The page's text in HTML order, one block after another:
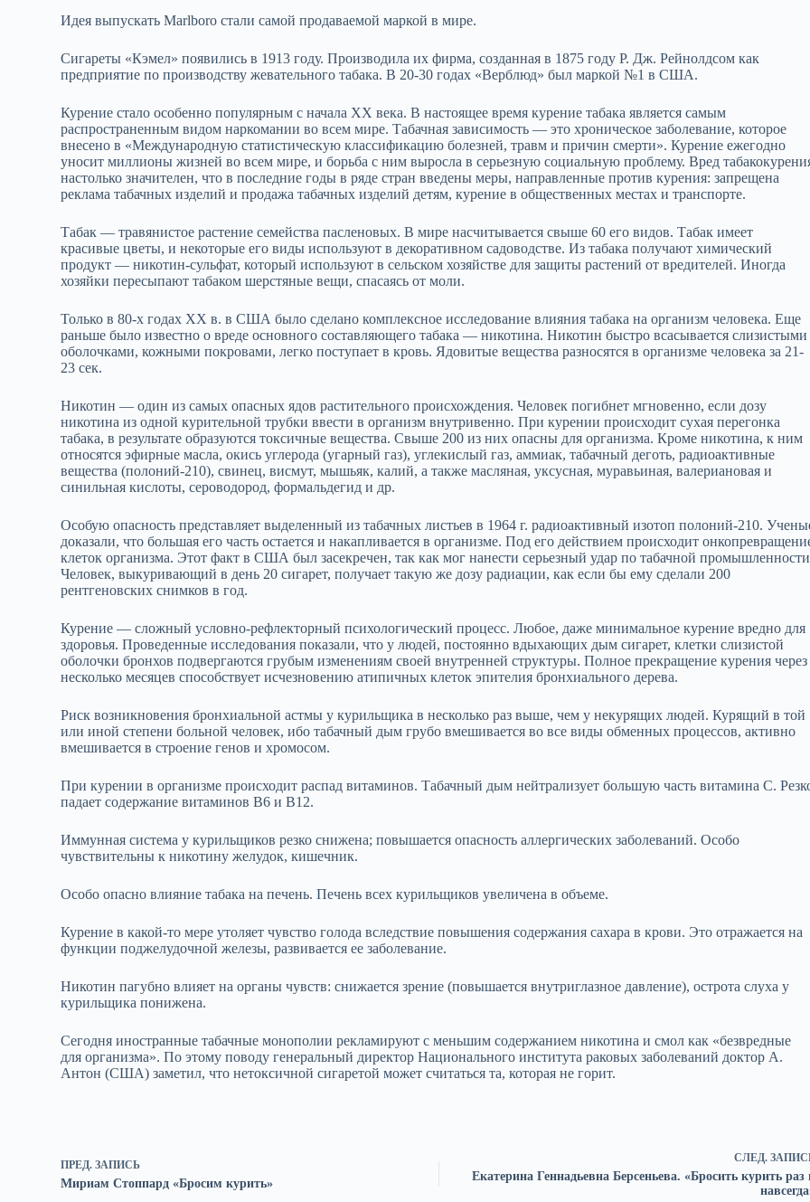
Идея выпускать Marlboro стали самой продаваемой маркой в мире.
Сигареты «Кэмел» появились в 1913 году. Производила их фирма, созданная в 1875 году Р. Дж. Рейнолдсом как
предприятие по производству жевательного табака. В 20-30 годах «Верблюд» был маркой №1 в США.
Курение стало особенно популярным с начала ХХ века. В настоящее время курение табака является самым
распространенным видом наркомании во всем мире. Табачная зависимость — это хроническое заболевание, которое
внесено в «Международную статистическую классификацию болезней, травм и причин смерти». Курение ежегодно
уносит миллионы жизней во всем мире, и борьба с ним выросла в серьезную социальную проблему. Вред
настолько значителен, что в последние годы в ряде стран введены меры, направленные против курения: запрещена
реклама табачных изделий и продажа табачных изделий детям, курение в общественных местах и транспорте.
Табак — травянистое растение семейства пасленовых. В мире насчитывается свыше 60 его видов. Табак имеет
красивые цветы, и некоторые его виды используют в декоративном садоводстве. Из табака получают химический
продукт — никотин‑сульфат, который используют в сельском хозяйстве для защиты растений от вредителей. Иногда
хозяйки пересыпают табаком шерстяные вещи, спасаясь от моли.
Только в 80‑х годах ХХ в. в США было сделано комплексное исследование влияния табака на организм человека. Еще
раньше было известно о вреде основного составляющего табака — никотина. Никотин быстро всасывается слизистыми
оболочками, кожными покровами, легко поступает в кровь. Ядовитые вещества разносятся в организме человека за 21-
23 сек.
Никотин — один из самых опасных ядов растительного происхождения. Человек погибнет мгновенно, если дозу
никотина из одной курительной трубки ввести в организм внутривенно. При курении происходит сухая перегонка
табака, в результате образуются токсичные вещества. Свыше 200 из них опасны для организма. Кроме никотина, к ним
относятся эфирные масла, окись углерода (угарный газ), углекислый газ, аммиак, табачный деготь, радиоактивные
вещества (полоний‑210), свинец, висмут, мышьяк, калий, а также масляная, уксусная, муравьиная, валериановая и
синильная кислоты, сероводород, формальдегид и др.
Особую опасность представляет выделенный из табачных листьев в 1964 г. радиоактивный изотоп полоний‑210.
доказали, что большая его часть остается и накапливается в организме. Под его действием происходит
клеток организма. Этот факт в США был засекречен, так как мог нанести серьезный удар по табачной
Человек, выкуривающий в день 20 сигарет, получает такую же дозу радиации, как если бы ему сделали 200
рентгеновских снимков в год.
Курение — сложный условно‑рефлекторный психологический процесс. Любое, даже минимальное курение вредно для
здоровья. Проведенные исследования показали, что у людей, постоянно вдыхающих дым сигарет, клетки слизистой
оболочки бронхов подвергаются грубым изменениям своей внутренней структуры. Полное прекращение курения через
несколько месяцев способствует исчезновению атипичных клеток эпителия бронхиального дерева.
Риск возникновения бронхиальной астмы у курильщика в несколько раз выше, чем у некурящих людей. Курящий в той
или иной степени больной человек, ибо табачный дым грубо вмешивается во все виды обменных процессов, активно
вмешивается в строение генов и хромосом.
При курении в организме происходит распад витаминов. Табачный дым нейтрализует большую часть витамина С.
падает содержание витаминов В6 и В12.
Иммунная система у курильщиков резко снижена; повышается опасность аллергических заболеваний. Особо
чувствительны к никотину желудок, кишечник.
Особо опасно влияние табака на печень. Печень всех курильщиков увеличена в объеме.
Курение в какой‑то мере утоляет чувство голода вследствие повышения содержания сахара в крови. Это отражается на
функции поджелудочной железы, развивается ее заболевание.
Никотин пагубно влияет на органы чувств: снижается зрение (повышается внутриглазное давление), острота слуха у
курильщика понижена.
Сегодня иностранные табачные монополии рекламируют с меньшим содержанием никотина и смол как «безвредные
для организма». По этому поводу генеральный директор Национального института раковых заболеваний доктор А.
Антон (США) заметил, что нетоксичной сигаретой может считаться та, которая не горит.
ПРЕД.ЗАПИСЬ
Мириам Стоппард «Бросим курить»
СЛЕД.
Екатерина Геннадьевна Берсеньева. «Бросить курить раз